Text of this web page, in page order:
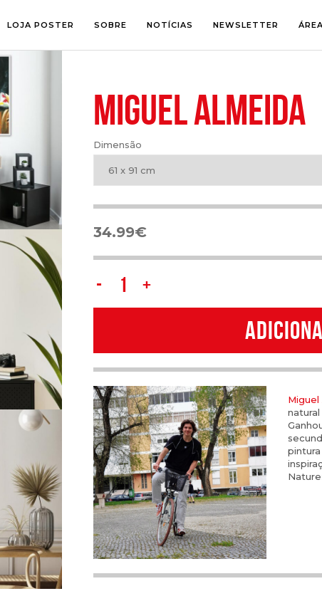
LOJA POSTER
CRIANÇA
FOTOGRAFIA
ILUSTRAÇÃO
LINE ART
SOBRE NOTÍCIAS NEWSLETTER
MIGUEL ALMEIDA
Dimensão
61 x 91 cm
34.99€
Miguel
Almeida
Miguel
natural